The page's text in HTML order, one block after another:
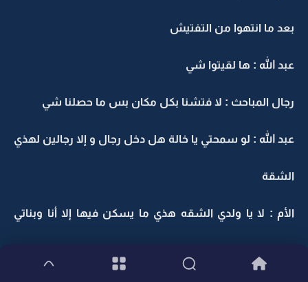
بعد ما انتهوا من التفتيش
عبد الله : ها لقيتوا شي
رجال المباحث : لا فتشنا بكل مكان بس ما حصلنا شي
عبد الله : لو سمحتي يا خالة هل دخل رجال و إلا رجالين لهذي
الشقة
الأم : لا يا ولدي الشقه هذي ما يسكن فيها إلا أنا وبناتي